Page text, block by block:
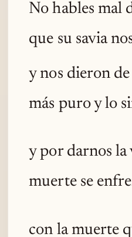
No hables mal
que su savia
y nos dieron de
más puro y lo
y por darnos la
muerte se
con la muerte